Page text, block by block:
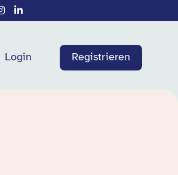
Login Registrieren